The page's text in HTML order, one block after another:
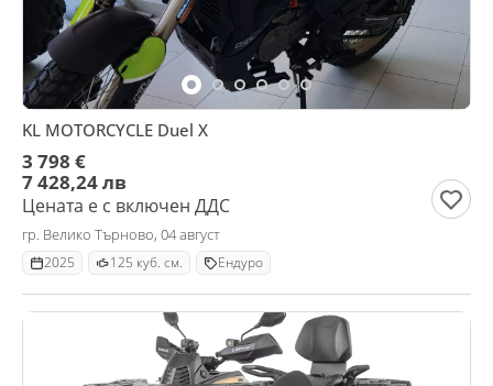
KL MOTORCYCLE Duel X
3 798 €
7 428,24 лв
Цената е с включен ДДС
гр. Велико Търново, 04 август
2025 125 куб. см. Ендуро